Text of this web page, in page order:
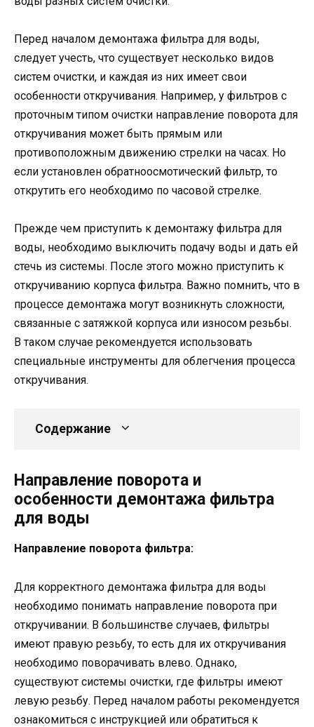
Перед началом демонтажа фильтра для воды,
следует учесть, что существует несколько видов
систем очистки, и каждая из них имеет свои
особенности откручивания. Например, у фильтров с
проточным типом очистки направление поворота для
откручивания может быть прямым или
противоположным движению стрелки на часах. Но
если установлен обратноосмотический фильтр, то
открутить его необходимо по часовой стрелке.
Прежде чем приступить к демонтажу фильтра для
воды, необходимо выключить подачу воды и дать ей
стечь из системы. После этого можно приступить к
откручиванию корпуса фильтра. Важно помнить, что в
процессе демонтажа могут возникнуть сложности,
связанные с затяжкой корпуса или износом резьбы.
В таком случае рекомендуется использовать
специальные инструменты для облегчения процесса
откручивания.
Содержание
Направление поворота и
особенности демонтажа фильтра
для воды
Направление поворота фильтра:
Для корректного демонтажа фильтра для воды
необходимо понимать направление поворота при
откручивании. В большинстве случаев, фильтры
имеют правую резьбу, то есть для их откручивания
необходимо поворачивать влево. Однако,
существуют системы очистки, где фильтры имеют
левую резьбу. Перед началом работы рекомендуется
ознакомиться с инструкцией или обратиться к